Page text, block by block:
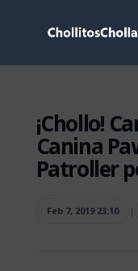
¡Chollo!
Canina
Patroller
Feb 7, 2019 23:10 |